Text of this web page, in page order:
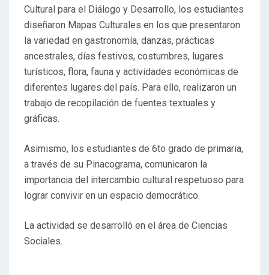
Cultural para el Diálogo y Desarrollo, los estudiantes
diseñaron Mapas Culturales en los que presentaron
la variedad en gastronomía, danzas, prácticas
ancestrales, días festivos, costumbres, lugares
turísticos, flora, fauna y actividades económicas de
diferentes lugares del país. Para ello, realizaron un
trabajo de recopilación de fuentes textuales y
gráficas.
Asimismo, los estudiantes de 6to grado de primaria,
a través de su Pinacograma, comunicaron la
importancia del intercambio cultural respetuoso para
lograr convivir en un espacio democrático.
La actividad se desarrolló en el área de Ciencias
Sociales.